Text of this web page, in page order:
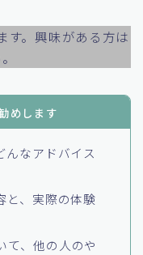
す。興味がある方は
めします
んなアドバイス
と、実際の体験
て、他の人のや